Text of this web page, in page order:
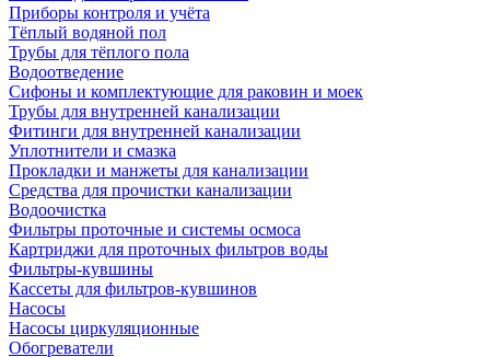
Приборы контроля и учёта
Тёплый водяной пол
Трубы для тёплого пола
Водоотведение
Сифоны и комплектующие для раковин и моек
Трубы для внутренней канализации
Фитинги для внутренней канализации
Уплотнители и смазка
Прокладки и манжеты для канализации
Средства для прочистки канализации
Водоочистка
Фильтры проточные и системы осмоса
Картриджи для проточных фильтров воды
Фильтры-кувшины
Кассеты для фильтров-кувшинов
Насосы
Насосы циркуляционные
Обогреватели